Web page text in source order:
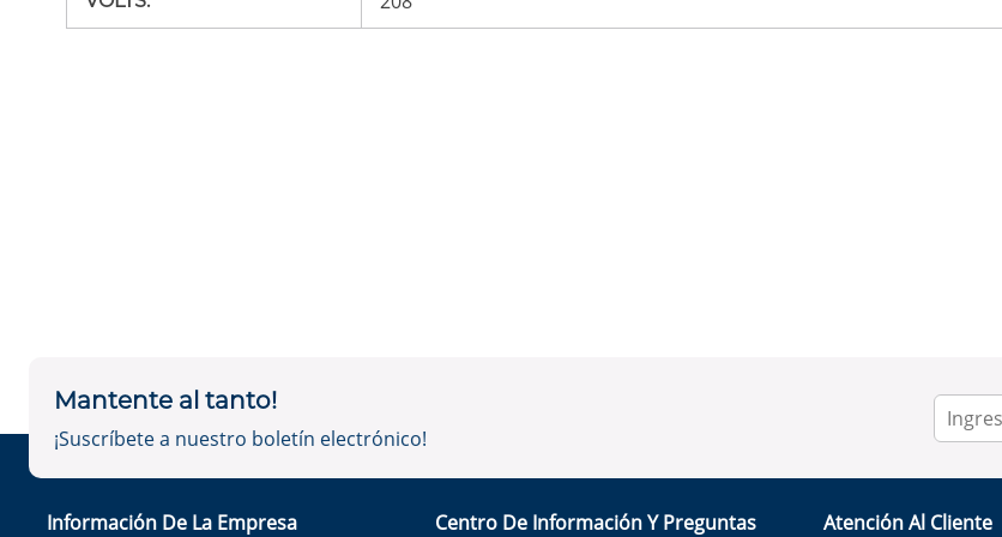
Mantente al tanto!
¡Suscríbete a nuestro boletín electrónico!
Información De La Empresa Centro De Información Y Preguntas Atención Al Cliente